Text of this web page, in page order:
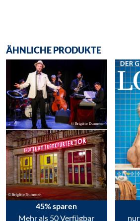
ÄHNLICHE PRODUKTE
45% sparen
Mehr als 50 Verfügbar